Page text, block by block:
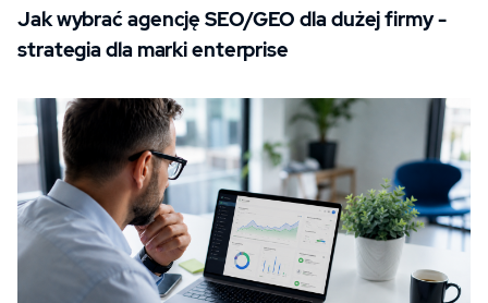
Jak wybrać agencję SEO/GEO dla dużej firmy -
strategia dla marki enterprise